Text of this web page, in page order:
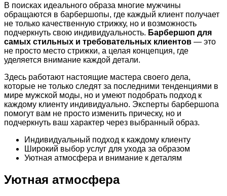
В поисках идеального образа многие мужчины
обращаются в барбершопы, где каждый клиент получает
не только качественную стрижку, но и возможность
подчеркнуть свою индивидуальность. Барбершоп для
самых стильных и требовательных клиентов — это
не просто место стрижки, а целая концепция, где
уделяется внимание каждой детали.
Здесь работают настоящие мастера своего дела,
которые не только следят за последними тенденциями в
мире мужской моды, но и умеют подобрать подход к
каждому клиенту индивидуально. Эксперты барбершопа
помогут вам не просто изменить прическу, но и
подчеркнуть ваш характер через выбранный образ.
Индивидуальный подход к каждому клиенту
Широкий выбор услуг для ухода за образом
Уютная атмосфера и внимание к деталям
Уютная атмосфера